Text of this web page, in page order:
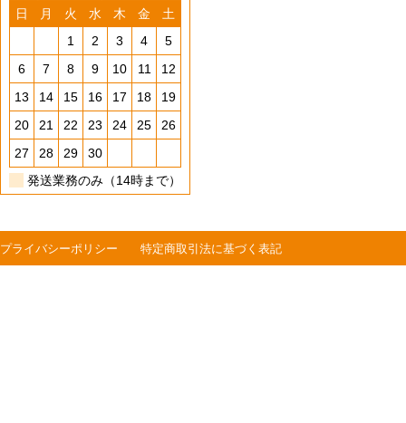
日
月 火 水 木 金
土
1
2 3 4
5
6
7 8 9 10 11
12
13
14 15 16 17 18
19
20
21 22 23 24 25
26
27
28 29
30
発送業務のみ（14時まで）
プライバシーポリシー 特定商取引法に基づく表記